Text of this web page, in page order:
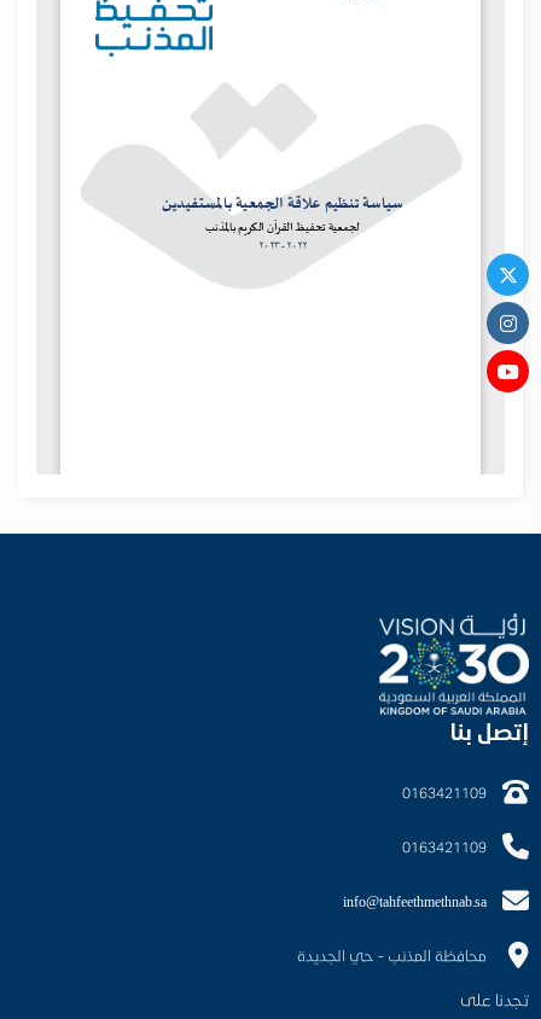
إتصل بنا
0163421109
0163421109
info@tahfeethmethnab.sa
محافظة المذنب - حي الجديدة
تجدنا على